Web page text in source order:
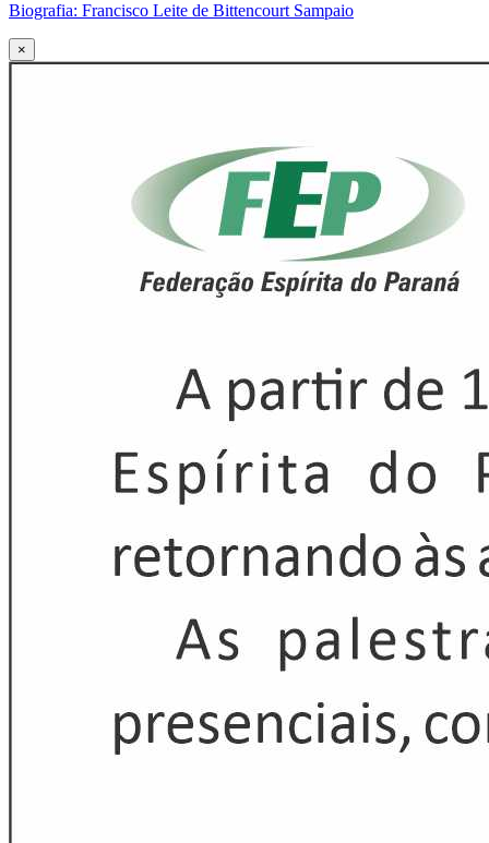
Biografia: Francisco Leite de Bittencourt Sampaio
×